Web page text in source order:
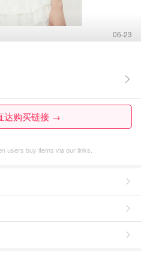
06-23
达购买链接 →
users buy items via our links.